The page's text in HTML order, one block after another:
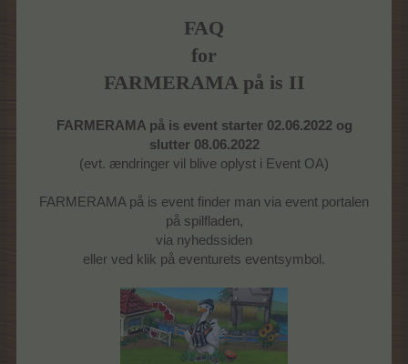
FAQ
for
FARMERAMA på is II
FARMERAMA på is event starter 02.06.2022 og
slutter 08.06.2022
(evt. ændringer vil blive oplyst i Event OA)
FARMERAMA på is event finder man via event portalen
på spilfladen,
via nyhedssiden
eller ved klik på eventurets eventsymbol.